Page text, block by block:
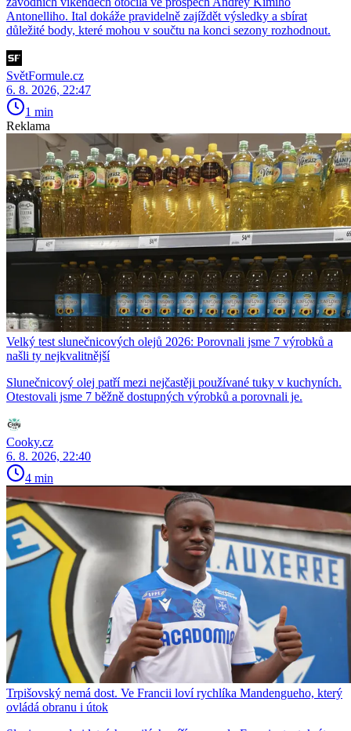
Antonelliho. Ital dokáže pravidelně zajíždět výsledky a sbírat
důležité body, které mohou v součtu na konci sezony rozhodnout.
SvětFormule.cz
6. 8. 2026, 22:47
1 min
Reklama
Velký test slunečnicových olejů 2026: Porovnali jsme 7 výrobků a
našli ty nejkvalitnější
Slunečnicový olej patří mezi nejčastěji používané tuky v kuchyních.
Otestovali jsme 7 běžně dostupných výrobků a porovnali je.
Cooky.cz
6. 8. 2026, 22:40
4 min
Trpišovský nemá dost. Ve Francii loví rychlíka Mandengueho, který
ovládá obranu i útok